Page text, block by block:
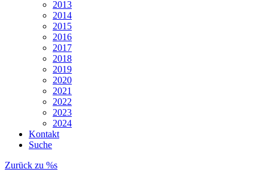
2013
2014
2015
2016
2017
2018
2019
2020
2021
2022
2023
2024
Kontakt
Suche
Zurück zu %s